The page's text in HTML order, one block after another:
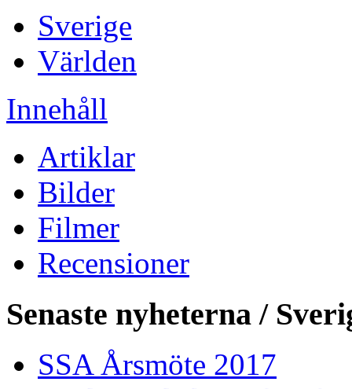
Sverige
Världen
Innehåll
Artiklar
Bilder
Filmer
Recensioner
Senaste nyheterna /
SSA Årsmöte 2017